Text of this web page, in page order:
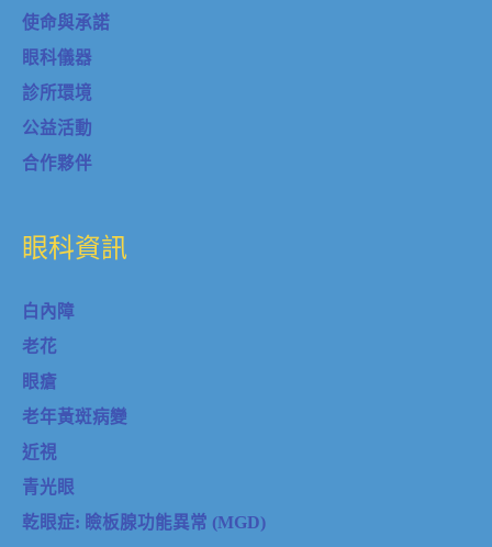
使命與承諾
眼科儀器
診所環境
公益活動
合作夥伴
眼科資訊
白內障
老花
眼瘡
老年黃斑病變
近視
青光眼
乾眼症: 瞼板腺功能異常 (MGD)